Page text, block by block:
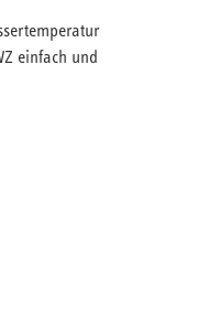
einfach und